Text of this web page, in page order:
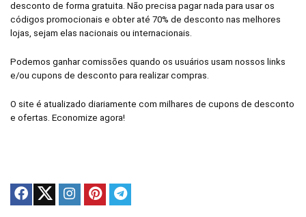
desconto de forma gratuita. Não precisa pagar nada para usar os
códigos promocionais e obter até 70% de desconto nas melhores
lojas, sejam elas nacionais ou internacionais.
Podemos ganhar comissões quando os usuários usam nossos links
e/ou cupons de desconto para realizar compras.
O site é atualizado diariamente com milhares de cupons de desconto
e ofertas. Economize agora!